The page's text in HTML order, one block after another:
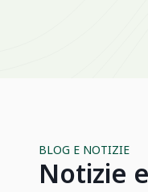
BLOG E NOTIZIE
Notizie